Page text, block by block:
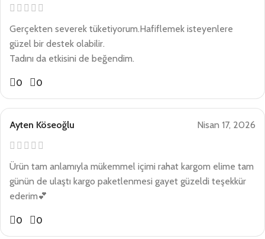
Gerçekten severek tüketiyorum.Hafiflemek isteyenlere
güzel bir destek olabilir.
Tadını da etkisini de beğendim.
0 0
Ayten Köseoğlu Nisan 17, 2026
Ürün tam anlamıyla mükemmel içimi rahat kargom elime tam
günün de ulaştı kargo paketlenmesi gayet güzeldi teşekkür
ederim💕
0 0